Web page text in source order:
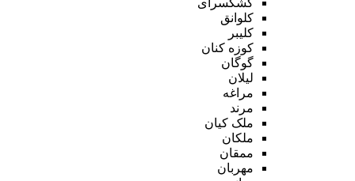
کلوانق
کلیبر
کوزه کنان
گوگان
لیلان
مراغه
مرند
ملک کیان
ملکان
ممقان
مهربان